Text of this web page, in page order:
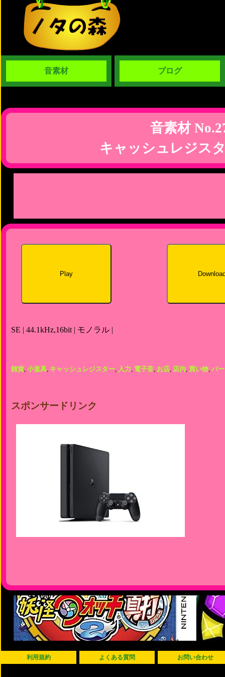
音素材 ブログ
音素材
キャッシュレジス
Play
SE | 44.1kHz,16bit | モノラル |
雑貨, 小道具, キャッシュレジスター, 入力, 電子音, お店, 店内, 買い物, バ
スポンサードリンク
利用規約 よくある質問 お問い合わせ